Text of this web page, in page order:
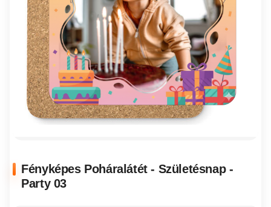
Fényképes Poháralátét - Születésnap -
Party 03